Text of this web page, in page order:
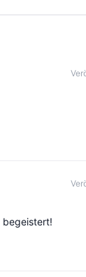
begeistert!